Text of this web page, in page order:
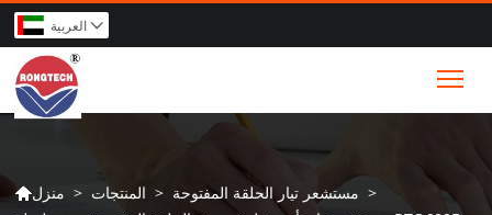
العربية 
منزل > المنتجات > مستشعر تيار الحلقة المفتوحة >